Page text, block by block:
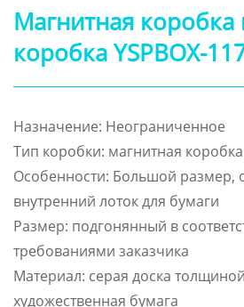
Магнитная коробка
коробка YSPBOX-
Назначение: Неограниченное
Тип коробки: магнитная коробка
Особенности: Большой размер,
внутренний лоток для бумаги
Размер: подгонянный в
требованиями заказчика
Материал: серая доска
художественная бумага